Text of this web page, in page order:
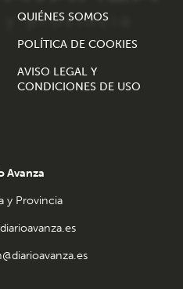
QUIÉNES SOMOS
POLÍTICA DE COOKIES
AVISO LEGAL Y
CONDICIONES DE USO
Avanza
y Provincia